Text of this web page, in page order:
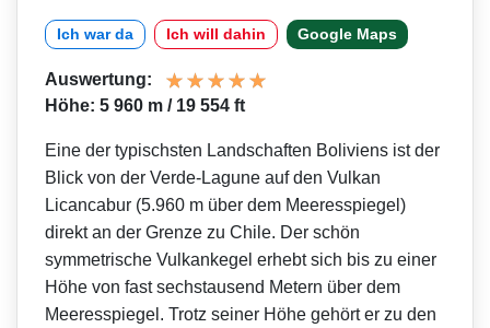
Ich war da Ich will dahin Google Maps
Auswertung:
Höhe: 5 960 m / 19 554 ft
Eine der typischsten Landschaften Boliviens ist der
Blick von der Verde-Lagune auf den Vulkan
Licancabur (5.960 m über dem Meeresspiegel)
direkt an der Grenze zu Chile. Der schön
symmetrische Vulkankegel erhebt sich bis zu einer
Höhe von fast sechstausend Metern über dem
Meeresspiegel. Trotz seiner Höhe gehört er zu den